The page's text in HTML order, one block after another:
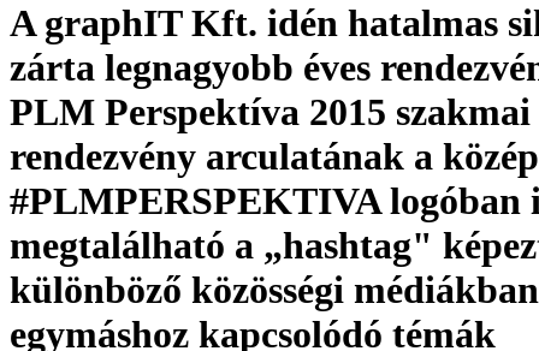
A graphIT Kft. idén hatalmas
zárta legnagyobb éves
PLM Perspektíva 2015
rendezvény arculatának a
#PLMPERSPEKTIVA logóban
megtalálható a „hashtag"
különböző közösségi
egymáshoz kapcsolódó témák